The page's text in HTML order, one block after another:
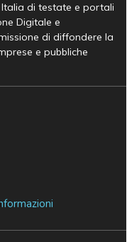
di testate e portali
Digitale e
di diffondere la
e pubbliche